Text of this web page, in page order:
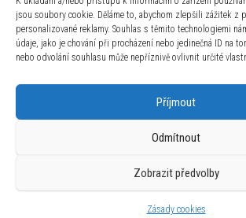
jsou soubory cookie. Děláme to, abychom zlepšili zážitek z
personalizované reklamy. Souhlas s těmito technologiemi
údaje, jako je chování při procházení nebo jedinečná ID na
nebo odvolání souhlasu může nepříznivě ovlivnit určité
Příjmout
Odmítnout
Zobrazit předvolby
Zásady cookies
5 290Kč
Používáme WordPress (v češtině).|